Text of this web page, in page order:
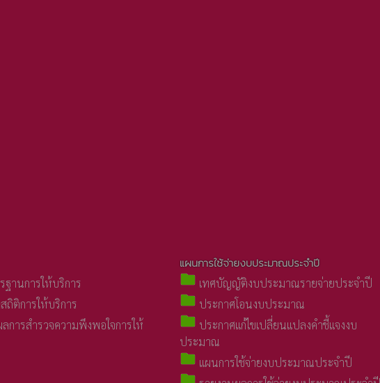
ฐานการให้บริการ
ถิติการให้บริการ
การสำรวจความพึงพอใจการให้
แผนการใช้จ่ายงบประมาณประจำปี
folder เทศบัญญัติงบประมาณรายจ่ายประจำปี
folder ประกาศโอนงบประมาณ
folder ประกาศแก้ไขเปลี่ยนแปลงคำชี้แจงงบ
ประมาณ
folder แผนการใช้จ่ายงบประมาณประจำปี
folder